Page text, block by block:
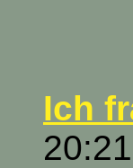
Ich